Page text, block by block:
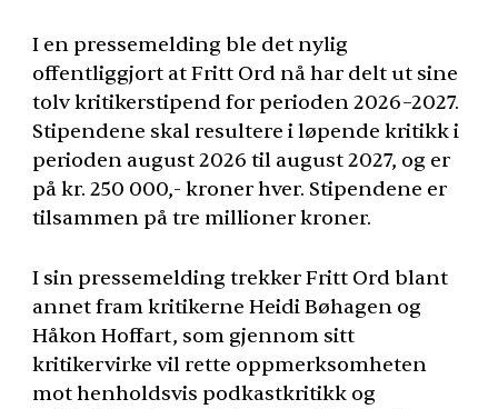
I en pressemelding ble det nylig
offentliggjort at Fritt Ord nå har delt ut sine
tolv kritikerstipend for perioden 2026–2027.
Stipendene skal resultere i løpende kritikk i
perioden august 2026 til august 2027, og er
på kr. 250 000,- kroner hver. Stipendene er
tilsammen på tre millioner kroner.
I sin pressemelding trekker Fritt Ord blant
annet fram kritikerne Heidi Bøhagen og
Håkon Hoffart, som gjennom sitt
kritikervirke vil rette oppmerksomheten
mot henholdsvis podkastkritikk og